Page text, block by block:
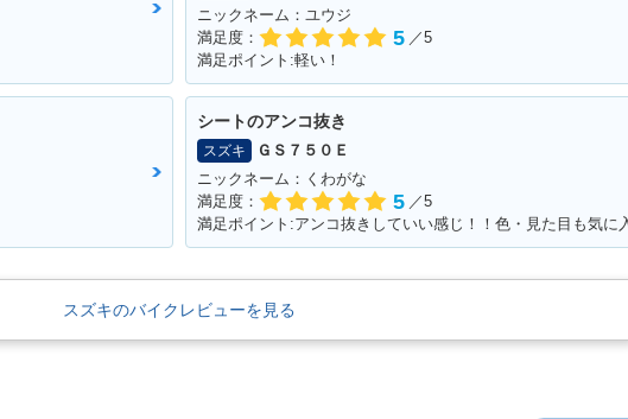
ニックネーム：ユウジ
満足度：
5 ／5
満足ポイント:軽い！
シートのアンコ抜き
スズキ
ＧＳ７５０Ｅ
ニックネーム：くわがな
満足度：
5 ／5
スズキのバイクレビューを見る